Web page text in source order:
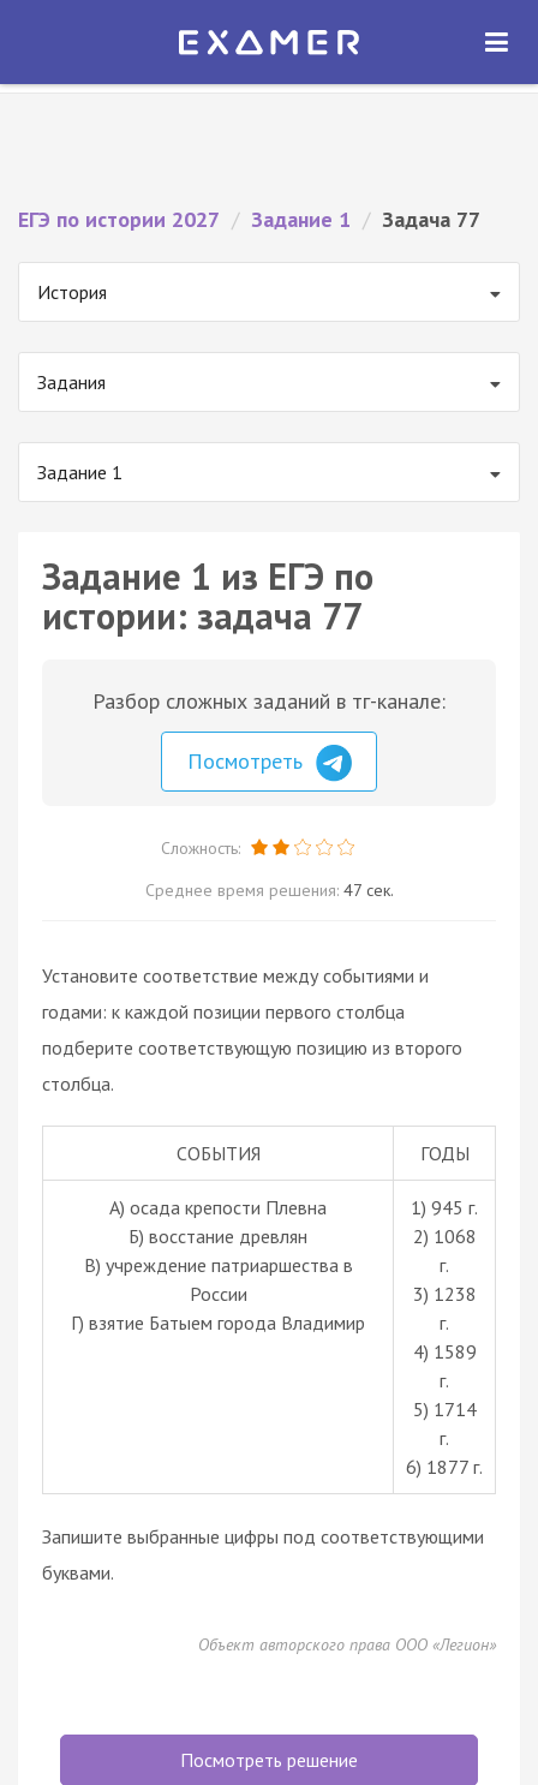
Экзамер — ЕГЭ 2027
ОТКРЫТЬ
ЕГЭ по истории 2027 / Задание 1 / Задача 77
История
Задания
Задание 1
Задание 1 из ЕГЭ по
истории: задача 77
Разбор сложных заданий в тг-канале:
Посмотреть
Сложность:
Среднее время решения: 47 сек.
Установите соответствие между событиями и
годами: к каждой позиции первого столбца
подберите соответствующую позицию из второго
столбца.
СОБЫТИЯ ГОДЫ
А) осада крепости Плевна
Б) восстание древлян
В) учреждение патриаршества в
России
Г) взятие Батыем города Владимир
1) 945 г.
2) 1068
г.
3) 1238
г.
4) 1589
г.
5) 1714
г.
6) 1877 г.
Запишите выбранные цифры под соответствующими
буквами.
Объект авторского права ООО «Легион»
Посмотреть решение